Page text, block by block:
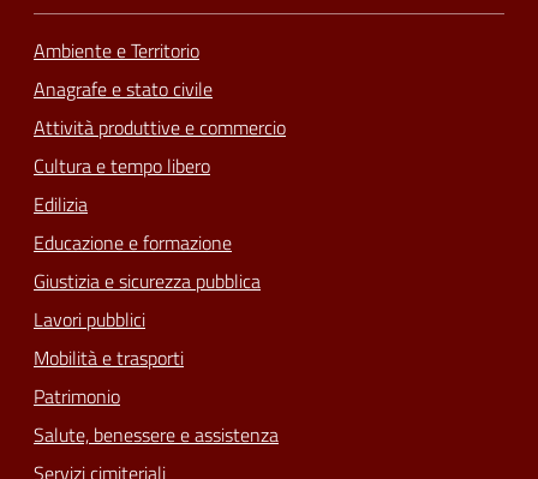
Ambiente e Territorio
Anagrafe e stato civile
Attività produttive e commercio
Cultura e tempo libero
Edilizia
Educazione e formazione
Giustizia e sicurezza pubblica
Lavori pubblici
Mobilità e trasporti
Patrimonio
Salute, benessere e assistenza
Servizi cimiteriali